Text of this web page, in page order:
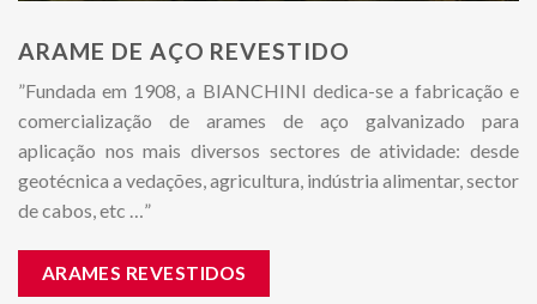
ARAME DE AÇO REVESTIDO
”Fundada em 1908, a BIANCHINI dedica-se a fabricação e
comercialização de arames de aço galvanizado para
aplicação nos mais diversos sectores de atividade: desde
geotécnica a vedações, agricultura, indústria alimentar, sector
de cabos, etc …”
ARAMES REVESTIDOS